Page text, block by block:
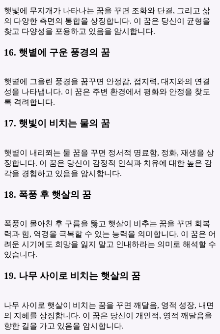
햇빛에 무지개가 나타나는 꿈을 꾸면 조화와 단결, 그리고 삶
의 다양한 측면의 통합을 상징합니다. 이 꿈은 당신이 균형을
찾고 다양성을 포용하고 있음을 암시합니다.
16. 햇볕에 구운 풍경의 꿈
햇볕에 그을린 풍경을 꿈꾸면 안정감, 접지력, 대지와의 연결
성을 나타냅니다. 이 꿈은 주변 환경에서 평화와 안정을 찾도
록 격려합니다.
17. 햇빛이 비치는 물의 꿈
햇볕이 내리쬐는 물 꿈을 꾸면 정서적 명료함, 정화, 재생을 상
징합니다. 이 꿈은 당신이 감정적 인식과 치유에 대한 높은 감
각을 경험하고 있음을 암시합니다.
18. 폭풍 후 햇살의 꿈
폭풍이 몰아친 후 구름을 뚫고 햇살이 비추는 꿈을 꾸면 회복
력과 힘, 역경을 극복할 수 있는 능력을 의미합니다. 이 꿈은 어
려운 시기에도 희망을 잃지 말고 인내하라는 의미로 해석할 수
있습니다.
19. 나무 사이로 비치는 햇살의 꿈
나무 사이로 햇살이 비치는 꿈을 꾸면 깨달음, 영적 성장, 내면
의 지혜를 상징합니다. 이 꿈은 당신이 개인적, 영적 깨달음을
향한 길을 가고 있음을 암시합니다.